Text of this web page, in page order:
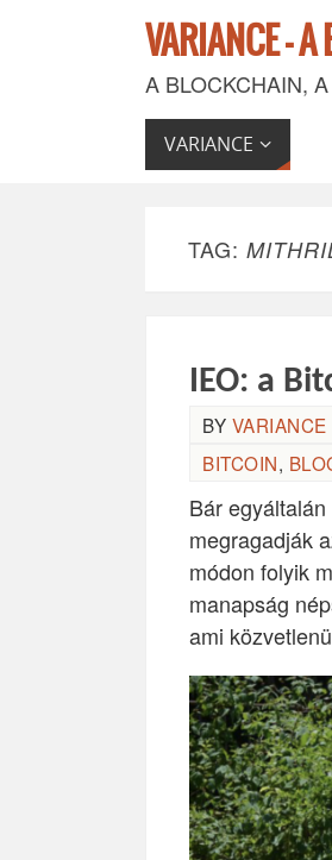
VARIANCE -
A BLOCKCHAIN,
VARIANCE
TAG:
IEO: a
BY VARIANCE
BITCOIN,
Bár
megragadják
módon folyik
manapság
ami